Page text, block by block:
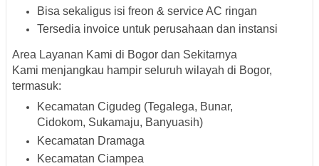
Bisa sekaligus isi freon & service AC ringan
Tersedia invoice untuk perusahaan dan instansi
Area Layanan Kami di Bogor dan Sekitarnya
Kami menjangkau hampir seluruh wilayah di Bogor,
termasuk:
Kecamatan Cigudeg (Tegalega, Bunar,
Cidokom, Sukamaju, Banyuasih)
Kecamatan Dramaga
Kecamatan Ciampea